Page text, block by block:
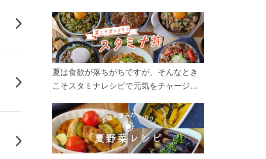
ん、製造現場や品質へのこだわりまで。
こめ油をもっと好きになるコンテンツを
ぜひお楽しみください。
夏は食欲が落ちがちですが、そんなとき
こそスタミナレシピで元気をチャージ！
リ食べて、夏バテを吹き飛ばしましょ
う！